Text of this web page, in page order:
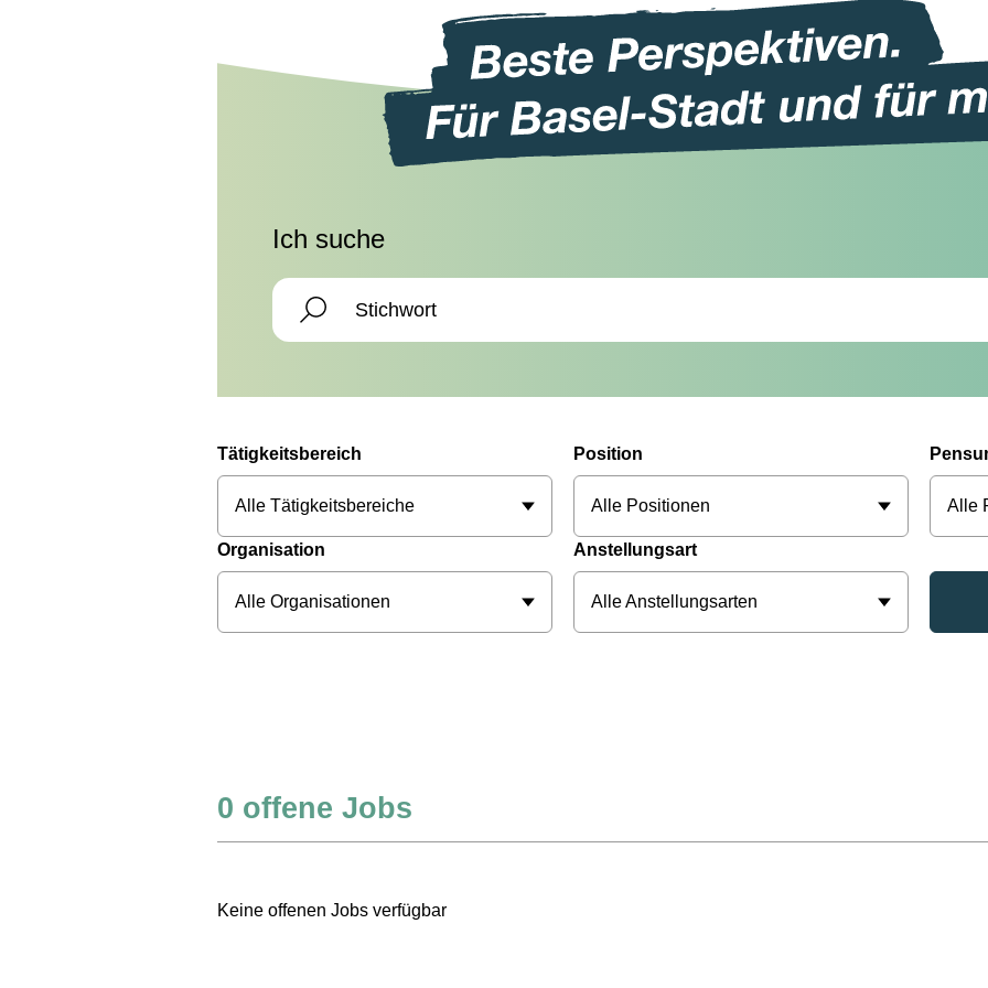
Ich suche
Tätigkeitsbereich
Alle Tätigkeitsbereiche
Position
Alle Positionen Alle
Organisation
Alle Organisationen
Anstellungsart
Alle Anstellungsarten
0 offene Jobs
Keine offenen Jobs verfügbar